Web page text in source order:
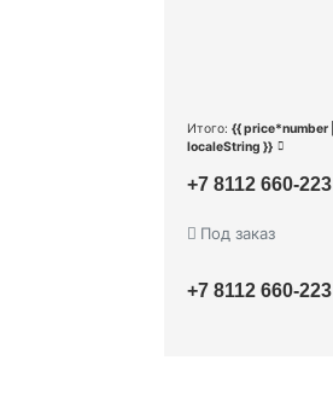
Итого: {{ price*number |
localeString }}
+7 8112 660-223
Под заказ
+7 8112 660-223